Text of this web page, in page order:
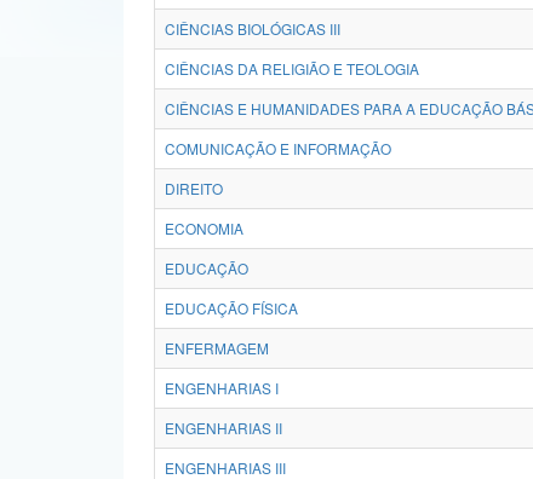
CIÊNCIAS BIOLÓGICAS III
CIÊNCIAS DA RELIGIÃO E TEOLOGIA
CIÊNCIAS E HUMANIDADES PARA A EDUCAÇÃO
COMUNICAÇÃO E INFORMAÇÃO
DIREITO
ECONOMIA
EDUCAÇÃO
EDUCAÇÃO FÍSICA
ENFERMAGEM
ENGENHARIAS I
ENGENHARIAS II
ENGENHARIAS III